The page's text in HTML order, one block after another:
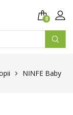
0
NINFE Baby